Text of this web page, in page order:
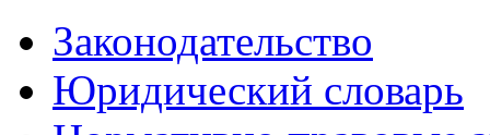
Законодательство
Юридический словарь